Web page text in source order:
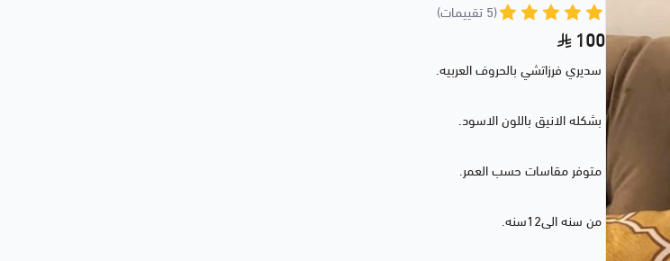
(5 تقييمات)
100
سديري فرزاتشي بالحروف العربيه.
بشكله الانيق باللون الاسود.
متوفر مقاسات حسب العمر.
من سنه الى12سنه.